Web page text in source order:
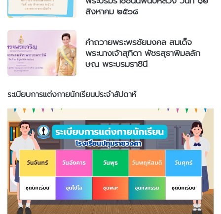
สิงหาคม ๒๕๖๘
คำถวายพระพรชัยมงคล สมเด็จ
พระนางเจ้าสุทิดา พัชรสุธาพิมลลัก
ษณ พระบรมราชินี
ระเบียบการแต่งกายนักเรียนประจำสัปดาห์